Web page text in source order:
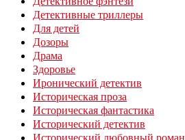
Детективные триллеры
Для детей
Дозоры
Драма
Здоровье
Иронический детектив
Историческая проза
Историческая фантастика
Исторический детектив